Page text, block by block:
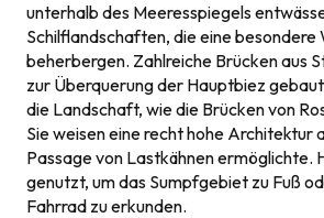
unterhalb des Meeresspiegels
Schilflandschaften, die eine
beherbergen. Zahlreiche Brücken aus
zur Überquerung der Hauptbiez
die Landschaft, wie die Brücken von
Sie weisen eine recht hohe Architektur
Passage von Lastkähnen ermöglichte.
genutzt, um das Sumpfgebiet zu Fuß
Fahrrad zu erkunden.